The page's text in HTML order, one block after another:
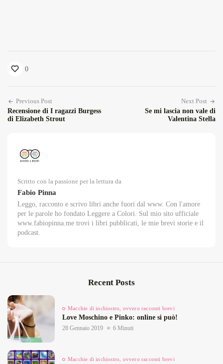
0
Previous Post
Recensione di I ragazzi Burgess
di Elizabeth Strout
Next Post
Se mi lascia non vale di
Valentina Stella
Scritto con la passione per la lettura da
Fabio Pinna
Leggo, racconto e scrivo libri anche fuori dal www. Con l'amore
per le parole ho fondato Leggere a Colori. Sul mio sito ufficiale
www.fabiopinna.me trovi i libri pubblicati, le mie brevi storie e il
podcast.
Recent Posts
Macchie di inchiostro, ovvero racconti brevi
Love Moschino e Pinko: online si può!
28 Gennaio 2019 6 Minuti
Macchie di inchiostro, ovvero racconti brevi